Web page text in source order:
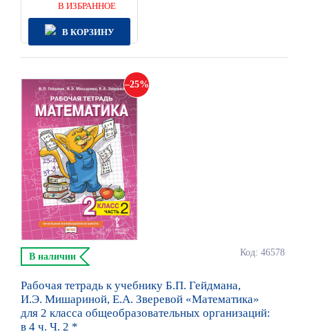
В ИЗБРАННОЕ
В КОРЗИНУ
25
Код: 46578
В наличии
Рабочая тетрадь к учебнику Б.П. Гейдмана,
И.Э. Мишариной, Е.А. Зверевой «Математика»
для 2 класса общеобразовательных организаций:
в 4 ч. Ч. 2 *